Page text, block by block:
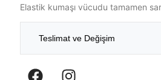
Elastik kumaşı vücudu tamamen
Teslimat ve Değişim